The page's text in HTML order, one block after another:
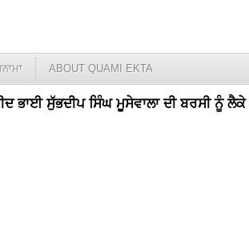
ABOUT QUAMI EKTA
ਭਾਈ ਸੁੱਭਦੀਪ ਸਿੰਘ ਮੂਸੇਵਾਲਾ ਦੀ ਬਰਸੀ ਨੂੰ ਲੈਕੇ